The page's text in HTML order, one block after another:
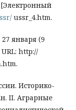
[Электронный
ussr_4.htm.
января (9
http://
Историко-
II. Аграрные